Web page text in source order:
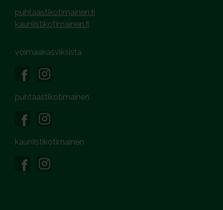
puhtaastikotimainen.fi
kauniistikotimainen.fi
voimaakasviksista
puhtaastikotimainen
kauniistikotimainen